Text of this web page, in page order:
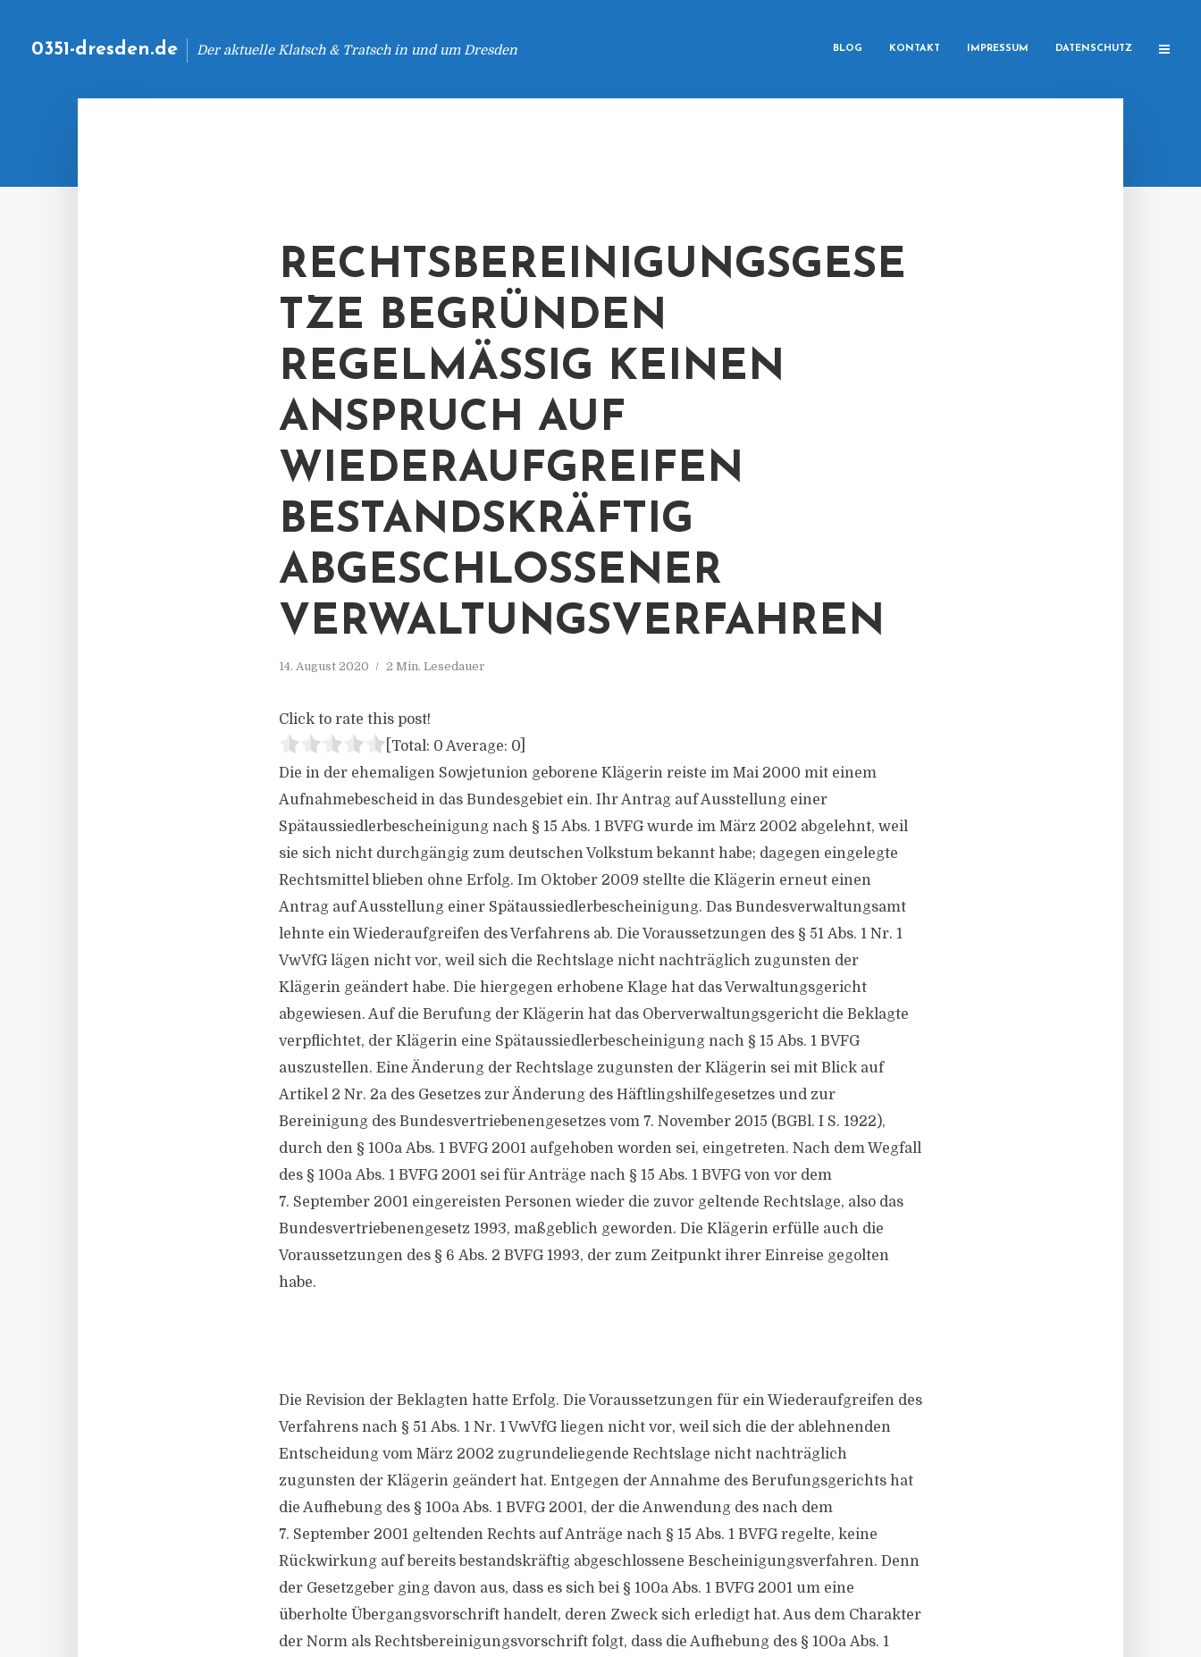
0351-dresden.de Der aktuelle Klatsch & Tratsch in und um Dresden BLOG KONTAKT IMPRESSUM DATENSCHUTZ
RECHTSBEREINIGUNGSGESE
TZE BEGRÜNDEN
REGELMÄSSIG KEINEN A
NSPRUCH AUF W
IEDERAUFGREIFEN B
ESTANDSKRÄFTIG A
BGESCHLOSSENER V
ERWALTUNGSVERFAHREN
14. August 2020 2 Min. Lesedauer
Click to rate this post!
[Total: 0 Average: 0
Die in der ehemaligen Sowjetunion geborene Klägerin reiste im Mai 2000 mit einem
Aufnahmebescheid in das Bundesgebiet ein. Ihr Antrag auf Ausstellung einer
Spätaussiedlerbescheinigung nach § 15 Abs. 1 BVFG wurde im März 2002 abgelehnt, weil
sie sich nicht durchgängig zum deutschen Volkstum bekannt habe; dagegen eingelegte
Rechtsmittel blieben ohne Erfolg. Im Oktober 2009 stellte die Klägerin erneut einen
Antrag auf Ausstellung einer Spätaussiedlerbescheinigung. Das Bundesverwaltungsamt
lehnte ein Wiederaufgreifen des Verfahrens ab. Die Voraussetzungen des § 51 Abs. 1 Nr. 1
VwVfG lägen nicht vor, weil sich die Rechtslage nicht nachträglich zugunsten der
Klägerin geändert habe. Die hiergegen erhobene Klage hat das Verwaltungsgericht
abgewiesen. Auf die Berufung der Klägerin hat das Oberverwaltungsgericht die Beklagte
verpflichtet, der Klägerin eine Spätaussiedlerbescheinigung nach § 15 Abs. 1 BVFG
auszustellen. Eine Änderung der Rechtslage zugunsten der Klägerin sei mit Blick auf
Artikel 2 Nr. 2a des Gesetzes zur Änderung des Häftlingshilfegesetzes und zur
Bereinigung des Bundesvertriebenengesetzes vom 7. November 2015 (BGBl. I S. 1922),
durch den § 100a Abs. 1 BVFG 2001 aufgehoben worden sei, eingetreten. Nach dem Wegfall
des § 100a Abs. 1 BVFG 2001 sei für Anträge nach § 15 Abs. 1 BVFG von vor dem
7. September 2001 eingereisten Personen wieder die zuvor geltende Rechtslage, also das
Bundesvertriebenengesetz 1993, maßgeblich geworden. Die Klägerin erfülle auch die
Voraussetzungen des § 6 Abs. 2 BVFG 1993, der zum Zeitpunkt ihrer Einreise gegolten
habe.
Die Revision der Beklagten hatte Erfolg. Die Voraussetzungen für ein Wiederaufgreifen des
Verfahrens nach § 51 Abs. 1 Nr. 1 VwVfG liegen nicht vor, weil sich die der ablehnenden
Entscheidung vom März 2002 zugrundeliegende Rechtslage nicht nachträglich
zugunsten der Klägerin geändert hat. Entgegen der Annahme des Berufungsgerichts hat
die Aufhebung des § 100a Abs. 1 BVFG 2001, der die Anwendung des nach dem
7. September 2001 geltenden Rechts auf Anträge nach § 15 Abs. 1 BVFG regelte, keine
Rückwirkung auf bereits bestandskräftig abgeschlossene Bescheinigungsverfahren. Denn
der Gesetzgeber ging davon aus, dass es sich bei § 100a Abs. 1 BVFG 2001 um eine
überholte Übergangsvorschrift handelt, deren Zweck sich erledigt hat. Aus dem Charakter
der Norm als Rechtsbereinigungsvorschrift folgt, dass die Aufhebung des § 100a Abs. 1